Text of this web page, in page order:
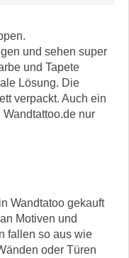
und sehen super
und Tapete
Lösung. Die
verpackt. Auch ein
nur
Wandtatoo gekauft
Motiven und
fallen so aus wie
oder Türen